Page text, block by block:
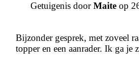
Getuigenis doorMaite op
Bijzonder gesprek, met zoveel
topper en een aanrader. Ik ga je